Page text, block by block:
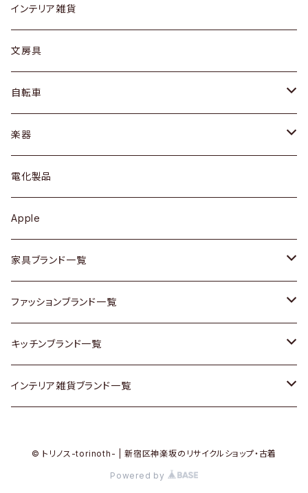
ローテーブル / サイドテーブル
デスク / コンソール
ドレッサー
シェルフ
キュリオケース / 飾り棚
カップボード / 食器棚
チェスト
その他家具
Vintageヴィンテージ / Antiqueアンティーク
Designers / デザイナーズ
フロアライト
リング
ピアス / イヤリング
財布
バッグ
アウター
トップス
ワンピース
ボトムス
靴
スカーフ
腕時計
Vintage / ヴィンテージ
グラス / タンブラー
カップ / マグ
プレート / ボウル
カトラリー
ケトル / ティーポット
鍋 / フライパン
Vintage / ヴィンテージ
銀製品
和物 / 作家物
その他キッチン雑貨
インテリア雑貨
文房具
自転車
dahon
楽器
ギター
ベース
その他楽器
電化製品
Apple
家具ブランド一覧
ACME Furniture / アクメ ファニチャー
ACTUS / アクタス
arflex / アルフレックス
ファッションブランド一覧
agnes b / アニエス ベー
BALLY / バリー
キッチンブランド一覧
ARABIA / アラビア
インテリア雑貨ブランド一覧
© トリノス-torinoth- | 新宿区神楽坂のリサイクルショップ・古着
Powered by